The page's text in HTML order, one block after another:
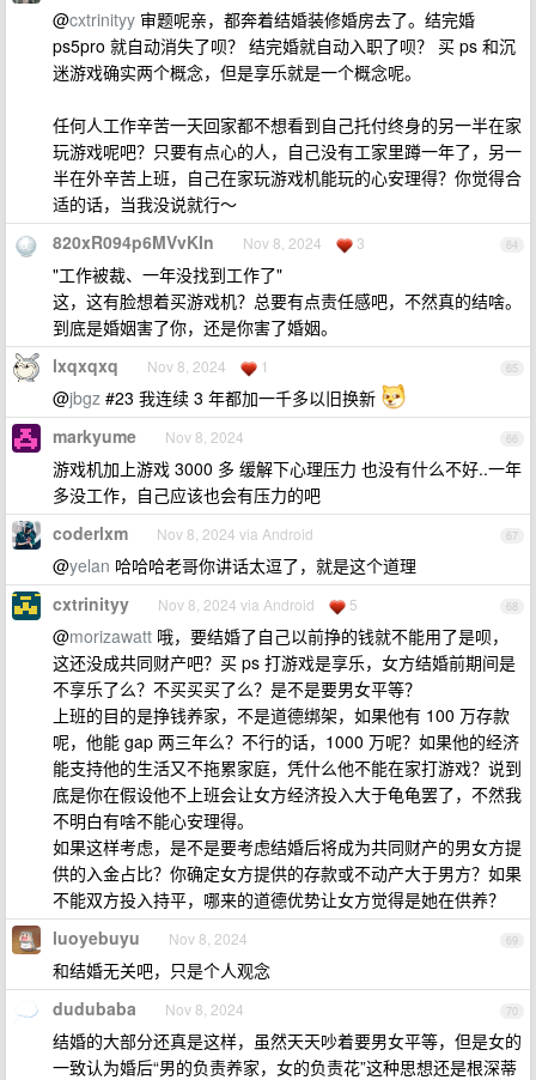
@cxtrinityy 审题呢亲，都奔着结婚装修婚房去了。结完婚
ps5pro 就自动消失了呗？ 结完婚就自动入职了呗？ 买 ps 和沉
迷游戏确实两个概念，但是享乐就是一个概念呢。
任何人工作辛苦一天回家都不想看到自己托付终身的另一半在家
玩游戏呢吧？只要有点心的人，自己没有工家里蹲一年了，另一
半在外辛苦上班，自己在家玩游戏机能玩的心安理得？你觉得合
适的话，当我没说就行～
64
820xR094p6MVvKIn Nov 8, 2024 3
"工作被裁、一年没找到工作了"
这，这有脸想着买游戏机？总要有点责任感吧，不然真的结啥。
到底是婚姻害了你，还是你害了婚姻。
65
lxqxqxq Nov 8, 2024 1
@jbgz #23 我连续 3 年都加一千多以旧换新
66
markyume Nov 8, 2024
游戏机加上游戏 3000 多 缓解下心理压力 也没有什么不好..一年
多没工作，自己应该也会有压力的吧
67
coderlxm Nov 8, 2024 via Android
@yelan 哈哈哈老哥你讲话太逗了，就是这个道理
68
cxtrinityy Nov 8, 2024 via Android 5
@morizawatt 哦，要结婚了自己以前挣的钱就不能用了是呗，
这还没成共同财产吧？买 ps 打游戏是享乐，女方结婚前期间是
不享乐了么？不买买买了么？是不是要男女平等？
上班的目的是挣钱养家，不是道德绑架，如果他有 100 万存款
呢，他能 gap 两三年么？不行的话，1000 万呢？如果他的经济
能支持他的生活又不拖累家庭，凭什么他不能在家打游戏？说到
底是你在假设他不上班会让女方经济投入大于龟龟罢了，不然我
不明白有啥不能心安理得。
如果这样考虑，是不是要考虑结婚后将成为共同财产的男女方提
供的入金占比？你确定女方提供的存款或不动产大于男方？如果
不能双方投入持平，哪来的道德优势让女方觉得是她在供养？
69
luoyebuyu Nov 8, 2024
和结婚无关吧，只是个人观念
70
dudubaba Nov 8, 2024
结婚的大部分还真是这样，虽然天天吵着要男女平等，但是女的
一致认为婚后“男的负责养家，女的负责花”这种思想还是根深蒂